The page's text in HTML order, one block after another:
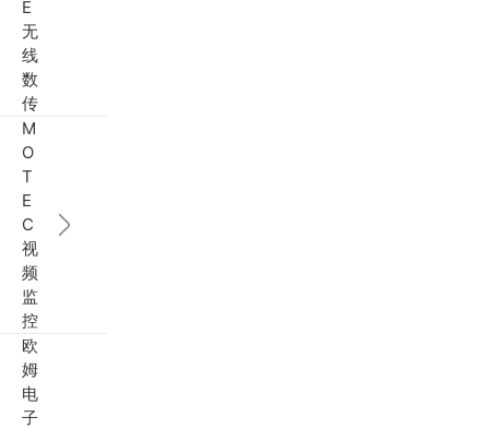
E
无
线
数
传
M
O
T
E
C
视
频
监
控
欧
姆
电
子